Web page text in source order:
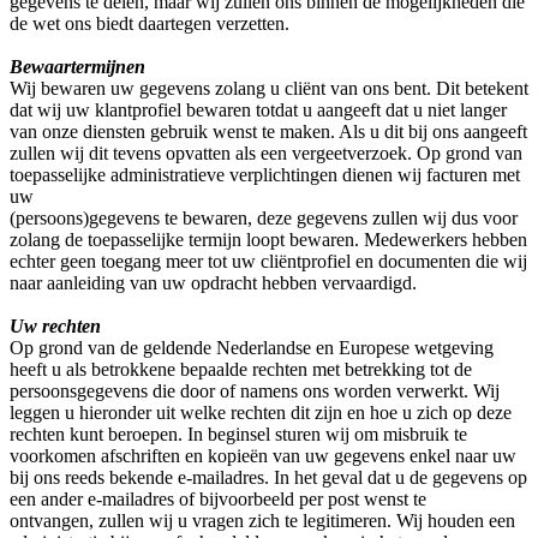
de wet ons biedt daartegen verzetten.
Bewaartermijnen
Wij bewaren uw gegevens zolang u cliënt van ons bent. Dit betekent
dat wij uw klantprofiel bewaren totdat u aangeeft dat u niet langer
van onze diensten gebruik wenst te maken. Als u dit bij ons aangeeft
zullen wij dit tevens opvatten als een vergeetverzoek. Op grond van
toepasselijke administratieve verplichtingen dienen wij facturen met
uw
(persoons)gegevens te bewaren, deze gegevens zullen wij dus voor
zolang de toepasselijke termijn loopt bewaren. Medewerkers hebben
echter geen toegang meer tot uw cliëntprofiel en documenten die wij
naar aanleiding van uw opdracht hebben vervaardigd.
Uw rechten
Op grond van de geldende Nederlandse en Europese wetgeving
heeft u als betrokkene bepaalde rechten met betrekking tot de
persoonsgegevens die door of namens ons worden verwerkt. Wij
leggen u hieronder uit welke rechten dit zijn en hoe u zich op deze
rechten kunt beroepen. In beginsel sturen wij om misbruik te
voorkomen afschriften en kopieën van uw gegevens enkel naar uw
bij ons reeds bekende e-mailadres. In het geval dat u de gegevens op
een ander e-mailadres of bijvoorbeeld per post wenst te
ontvangen, zullen wij u vragen zich te legitimeren. Wij houden een